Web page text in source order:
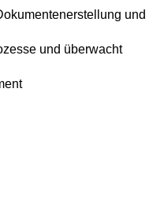
und
und überwacht